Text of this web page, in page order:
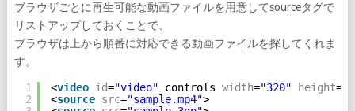
ブラウザごとに再生可能な動画ファイルを用意してsourceタグで
リストアップしておくことで、
ブラウザは上から順番に対応できる動画ファイルを探してくれま
す。
1
2
<video id="video" controls width="320" height=
<source src="sample.mp4">